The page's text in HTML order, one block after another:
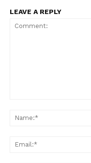
LEAVE A REPLY